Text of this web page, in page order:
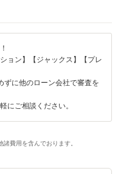
ョン】【ジャックス】【プレ
に他のローン会社で審査を
にご相談ください。
費用を含んでおります。